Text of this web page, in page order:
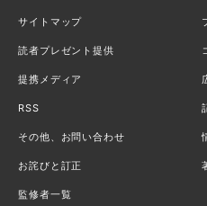
サイトマップ
読者プレゼント提供
提携メディア
RSS
その他、お問い合わせ
お詫びと訂正
監修者一覧